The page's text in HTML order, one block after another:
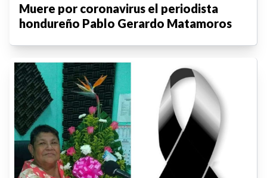
Muere por coronavirus el periodista
hondureño Pablo Gerardo Matamoros